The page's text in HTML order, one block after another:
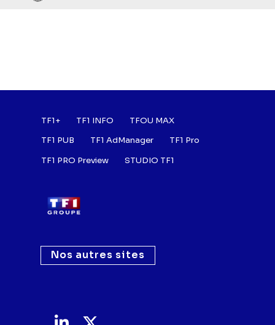
Nos autres sites
Footer : Listes des
TF1+ TF1 INFO
TFOU MAX
TF1 PUB
TF1 AdManager
TF1 Pro
TF1 PRO Preview
STUDIO TF1